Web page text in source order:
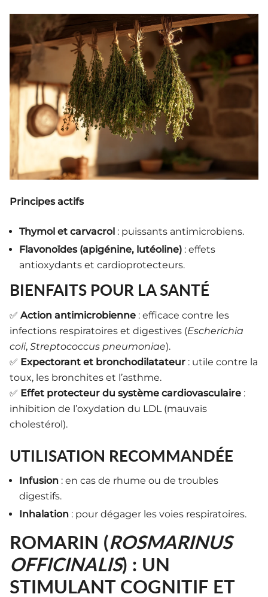
Principes actifs
Thymol et carvacrol : puissants antimicrobiens.
Flavonoïdes (apigénine, lutéoline) : effets
antioxydants et cardioprotecteurs.
BIENFAITS POUR LA SANTÉ
✅ Action antimicrobienne : efficace contre les
infections respiratoires et digestives (Escherichia
coli, Streptococcus pneumoniae).
✅ Expectorant et bronchodilatateur : utile contre la
toux, les bronchites et l’asthme.
✅ Effet protecteur du système cardiovasculaire :
inhibition de l’oxydation du LDL (mauvais
cholestérol).
UTILISATION RECOMMANDÉE
Infusion : en cas de rhume ou de troubles
digestifs.
Inhalation : pour dégager les voies respiratoires.
ROMARIN (ROSMARINUS
OFFICINALIS) : UN
STIMULANT COGNITIF ET